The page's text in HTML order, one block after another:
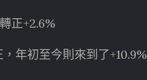
正+2.6%
年初至今則來到了+10.9%